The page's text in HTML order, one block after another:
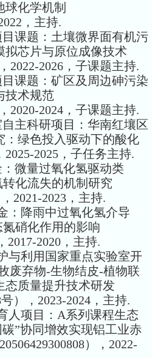
球化学机制
，主持.
课题：土壤微界面有机污
拟芯片与原位成像技术
2022-2026，子课题主持.
课题：矿区及周边砷污染
技术规范
2020-2024，子课题主持.
主科研项目：华南红壤区
：绿色投入驱动下的酸化
2025，子任务主持.
微量过氧化氢驱动类
化流失的机制研究
，2021-2023，主持.
：降雨中过氧化氢介导
硝化作用的影响
2017-2020，主持.
与利用国家重点实验室开
废弃物-生物结皮-植物联
态质量提升技术研发
号），2023-2024，主持.
人项目：A系列课程生态
”协同增效实现铝工业赤
），2022-